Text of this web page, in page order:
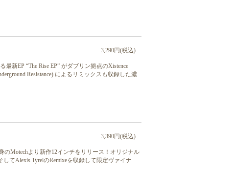
3,290円(税込)
新EP “The Rise EP” がダブリン拠点のXistence
Resistance) によるリミックスも収録した濃
3,390円(税込)
のMotechより新作12インチをリリース！オリジナル
してAlexis TyrelのRemixeを収録して限定ヴァイナ